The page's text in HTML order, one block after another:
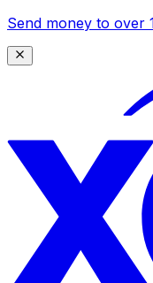
Send money to over